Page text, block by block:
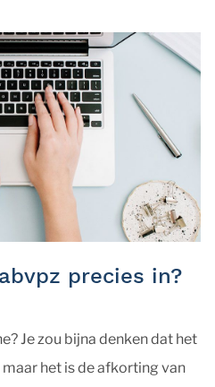
precies in?
Je zou bijna denken dat het
het is de afkorting van